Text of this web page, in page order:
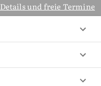
Details und freie Termine